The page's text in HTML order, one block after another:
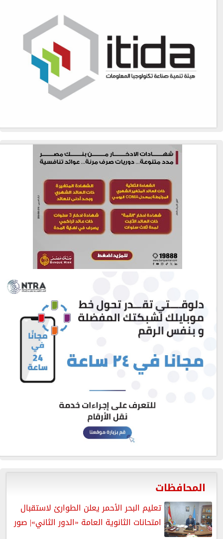
المحافظات
تعليم البحر الأحمر يعلن الطوارئ لاستقبال
امتحانات الثانوية العامة «الدور الثاني»| صور